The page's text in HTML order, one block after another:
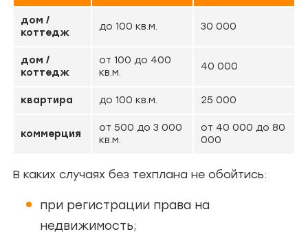
дом /
коттедж
до 100 кв.м. 30 000
дом /
коттедж
от 100 до 400
кв.м.
40 000
квартира до 100 кв.м. 25 000
коммерция
от 500 до 3 000
кв.м.
от 40 000 до 80
000
В каких случаях без техплана не обойтись:
при регистрации права на
недвижимость;